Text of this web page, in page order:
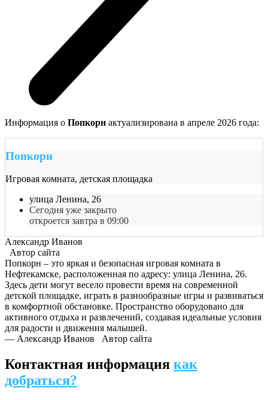
Информация о Попкорн актуализирована в апреле 2026 года:
Попкорн
Игровая комната, детская площадка
улица Ленина, 26
Сегодня уже закрыто
откроется завтра в 09:00
Александр Иванов
Автор сайта
Попкорн – это яркая и безопасная игровая комната в
Нефтекамске, расположенная по адресу: улица Ленина, 26.
Здесь дети могут весело провести время на современной
детской площадке, играть в разнообразные игры и развиваться
в комфортной обстановке. Пространство оборудовано для
активного отдыха и развлечений, создавая идеальные условия
для радости и движения малышей.
— Александр Иванов Автор сайта
Контактная информация как
добраться?